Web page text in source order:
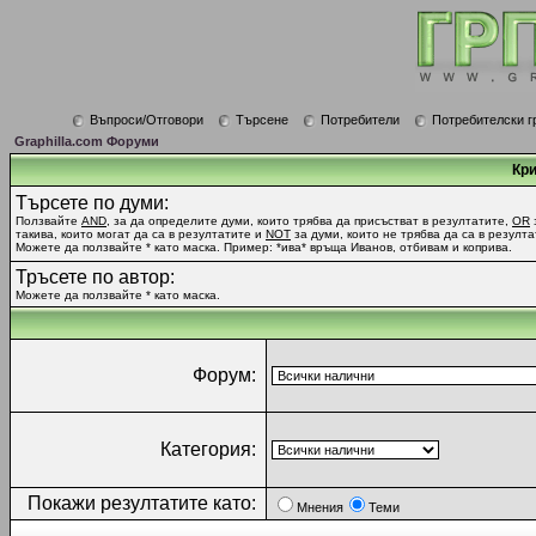
Въпроси/Отговори Търсене Потребители
Потребителски
Graphilla.com Форуми
Търсете по думи:
Ползвайте AND , за да определите думи, които трябва да присъстват в резултатите, OR
такива, които могат да са в резултатите и NOT за думи, които не трябва да са в
Можете да ползвайте * като маска. Пример: *ива* връща Иванов, отбивам и коприва.
Тръсете по автор:
Можете да ползвайте * като маска.
Форум:
Категория:
Покажи резултатите като: Мнения Теми